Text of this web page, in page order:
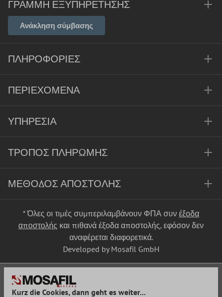
ΓΡΑΜΜΉ ΕΞΥΠΗΡΈΤΗΣΗΣ
Ανάκληση σύμβασης
ΠΛΗΡΟΦΟΡΊΕΣ
ΠΕΡΙΕΧΌΜΕΝΑ
ΥΠΗΡΕΣΊΑ
ΤΡΌΠΟΣ ΠΛΗΡΩΜΉΣ
ΜΈΘΟΔΟΣ ΑΠΟΣΤΟΛΉΣ
* Όλες οι τιμές συμπεριλαμβάνουν ΦΠΑ συν έξοδα
αποστολής και πιθανά έξοδα αποστολής, εφόσον δεν
αναφέρεται διαφορετικά.
Developed by Mosafil GmbH
Kurz die Cookies, dann geht es weiter...